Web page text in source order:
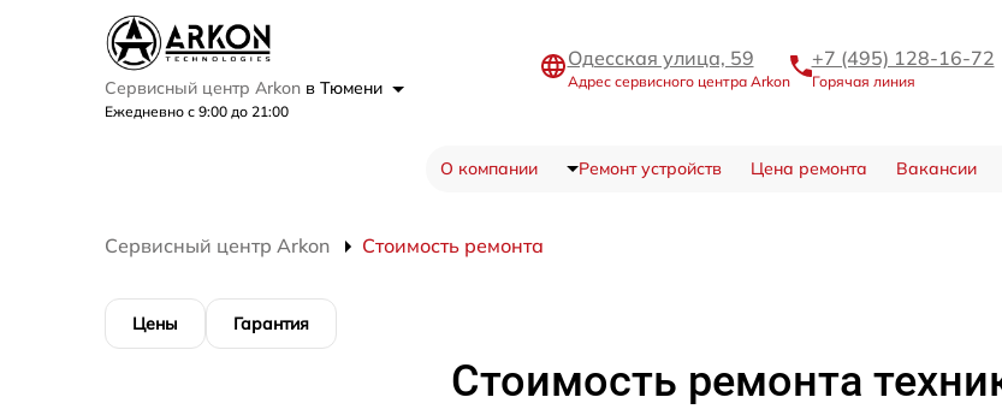
Сервисный центр Arkon в Тюмени
Ежедневно с 9:00 до 21:00
Одесская улица, 59
Адрес сервисного центра Arkon
+7 (495) 128-16-72
Горячая линия
О компании Ремонт устройств Цена ремонта Вакансии
Сервисный центр Arkon Стоимость ремонта
Цены Гарантия
Стоимость ремонта